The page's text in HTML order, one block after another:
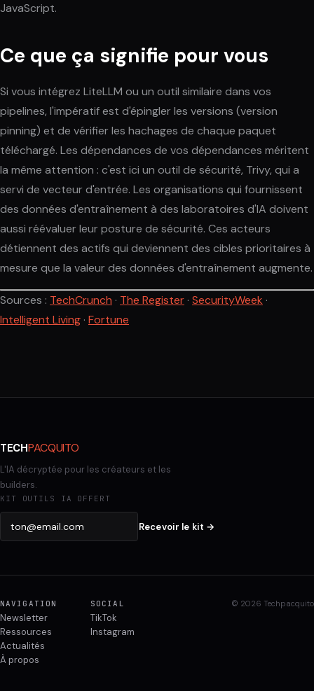
JavaScript.
Ce que ça signifie pour vous
Si vous intégrez LiteLLM ou un outil similaire dans vos
pipelines, l'impératif est d'épingler les versions (version
pinning) et de vérifier les hachages de chaque paquet
téléchargé. Les dépendances de vos dépendances méritent
la même attention : c'est ici un outil de sécurité, Trivy, qui a
servi de vecteur d'entrée. Les organisations qui fournissent
des données d'entraînement à des laboratoires d'IA doivent
aussi réévaluer leur posture de sécurité. Ces acteurs
détiennent des actifs qui deviennent des cibles prioritaires à
mesure que la valeur des données d'entraînement augmente.
Sources : TechCrunch · The Register · SecurityWeek ·
Intelligent Living · Fortune
TECHPACQUITO
L'IA décryptée pour les créateurs et les
builders.
KIT OUTILS IA OFFERT
Recevoir le kit →
NAVIGATION
Newsletter
Ressources
Actualités
À propos
SOCIAL
TikTok
Instagram
© 2026 Techpacquito